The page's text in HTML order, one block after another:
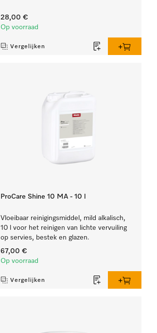
28,00 €
Op voorraad
Vergelijken
ProCare Shine 10 MA - 10 l
Vloeibaar reinigingsmiddel, mild alkalisch,
10 l voor het reinigen van lichte vervuiling
op servies, bestek en glazen.
67,00 €
Op voorraad
Vergelijken